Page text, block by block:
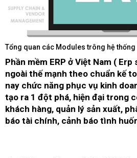
Tổng quan các Modules trông hệ thống
Phần mềm ERP ở Việt Nam (
ngoài thế mạnh theo chuẩn kế
nay chức năng phục vụ kinh
tạo ra 1 đột phá, hiện đại trong
khách hàng, quản lý sản xuất,
báo tài chính, cảnh báo tình